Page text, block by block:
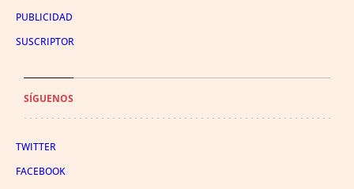
PUBLICIDAD
SUSCRIPTOR
SÍGUENOS
TWITTER
FACEBOOK